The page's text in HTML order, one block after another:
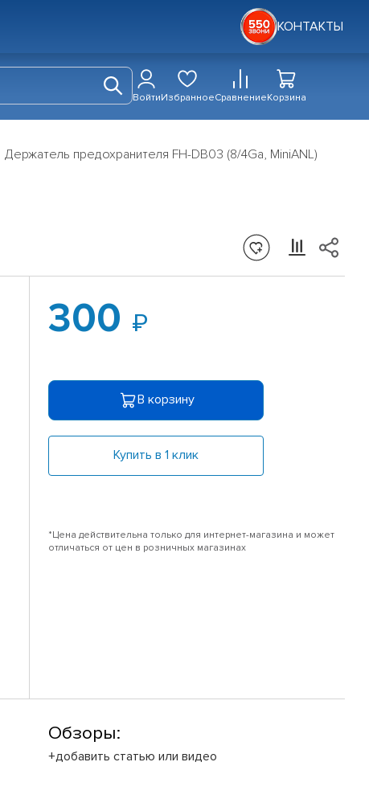
КОНТАКТЫ
ВойтиИзбранноеСравнениеКорзина
Держатель предохранителя FH-DB03 (8/4Ga, MiniANL)
300
В корзину
Купить в 1 клик
*Цена действительна только для интернет-магазина и может
отличаться от цен в розничных магазинах
Обзоры:
+добавить статью или видео